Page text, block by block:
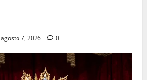
agosto 7, 2026 0